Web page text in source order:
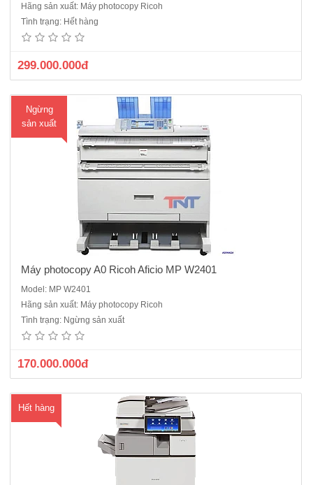
Hãng sản xuất: Máy photocopy Ricoh
Tình trạng: Hết hàng
299.000.000đ
Ngừng
sản xuất
mạng + Scan Màu qua mạngKhổ A0,A1,A2Tốc độ copy: 2 bản /phút
(A0-A1)Độ phân giải tối đa: 600 dpiTốc độ bản chụp đầu tiên: 21 giây
(A1)Dung lượng khay giấy (tờ) :2 Roller Fe..
Máy photocopy A0 Ricoh Aficio MP W2401
Model: MP W2401
Hãng sản xuất: Máy photocopy Ricoh
Tình trạng: Ngừng sản xuất
170.000.000đ
Hết hàng
Máy Photocopy màu Ricoh MP C3004exSP mới 95% sản xuất năm
2017 Khả năng cài đặt kết nối tích hợp sẵn trên máy cho sản phẩm
Macbook của Apple Tích hợp sẵn bộ giải pháp Ricoh EZ Plus Starter
Pack:enlightenedEZ MaskingCho phép bạn làm mờ những..